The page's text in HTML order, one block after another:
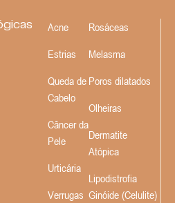
Acne
Estrias
Queda de
Cabelo
Câncer da
Pele
Urticária
Verrugas
Rosáceas
Melasma
Poros dilatados
Olheiras
Dermatite
Atópica
Lipodistrofia
Ginóide (Celulite)